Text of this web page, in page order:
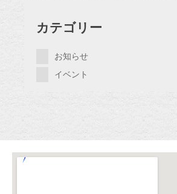
カテゴリー
お知らせ
イベント